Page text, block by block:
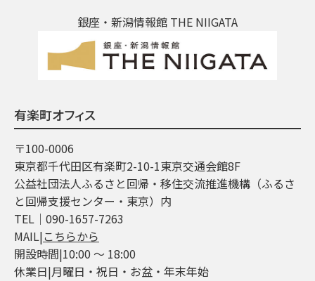
銀座・新潟情報館 THE NIIGATA
有楽町オフィス
〒100-0006
東京都千代田区有楽町2-10-1東京交通会館8F
公益社団法人ふるさと回帰・移住交流推進機構（ふるさ
と回帰支援センター・東京）内
TEL│090-1657-7263
MAIL|こちらから
開設時間|10:00 ～ 18:00
休業日|月曜日・祝日・お盆・年末年始